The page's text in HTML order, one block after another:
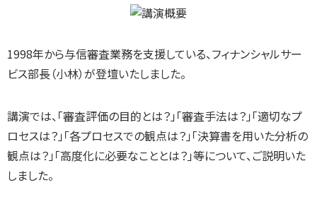
1998年から与信審査業務を支援している、フィナンシャルサー
ビス部長（小林）が登壇いたしました。
講演では、「審査評価の目的とは？」「審査手法は？」「適切なプ
ロセスは？」「各プロセスでの観点は？」「決算書を用いた分析の
観点は？」「高度化に必要なこととは？」等について、ご説明いた
しました。